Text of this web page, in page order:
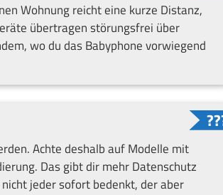
Wohnung reicht eine kurze Distanz,
übertragen störungsfrei über
wo du das Babyphone vorwiegend
Achte deshalb auf Modelle mit
Das gibt dir mehr Datenschutz
jeder sofort bedenkt, der aber